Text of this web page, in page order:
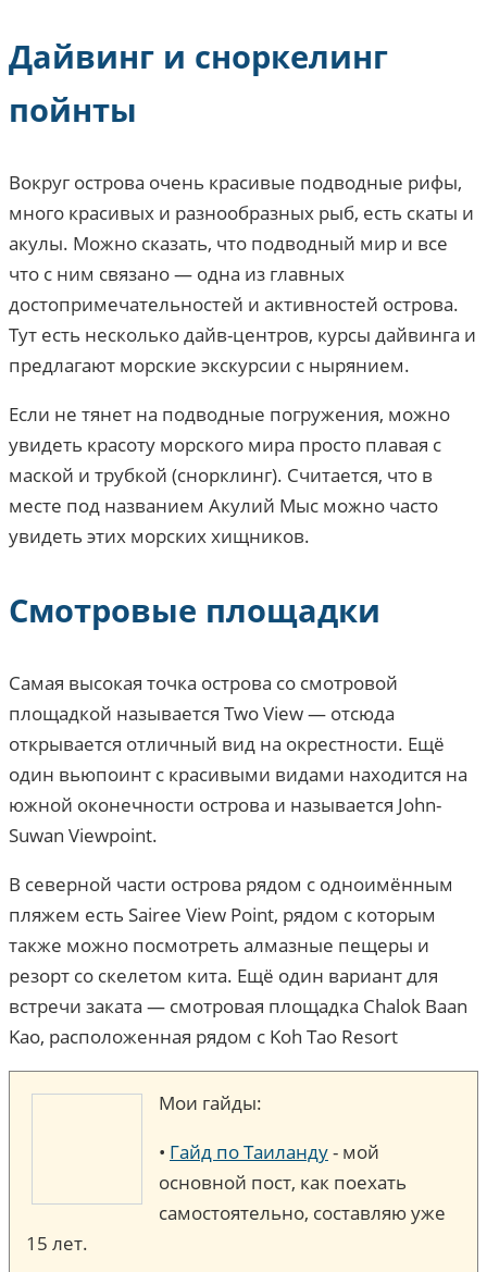
Дайвинг и сноркелинг
пойнты
Вокруг острова очень красивые подводные рифы,
много красивых и разнообразных рыб, есть скаты и
акулы. Можно сказать, что подводный мир и все
что с ним связано — одна из главных
достопримечательностей и активностей острова.
Тут есть несколько дайв-центров, курсы дайвинга и
предлагают морские экскурсии с нырянием.
Если не тянет на подводные погружения, можно
увидеть красоту морского мира просто плавая с
маской и трубкой (снорклинг). Считается, что в
месте под названием Акулий Мыс можно часто
увидеть этих морских хищников.
Смотровые площадки
Самая высокая точка острова со смотровой
площадкой называется Two View — отсюда
открывается отличный вид на окрестности. Ещё
один вьюпоинт с красивыми видами находится на
южной оконечности острова и называется John-
Suwan Viewpoint.
В северной части острова рядом с одноимённым
пляжем есть Sairee View Point, рядом с которым
также можно посмотреть алмазные пещеры и
резорт со скелетом кита. Ещё один вариант для
встречи заката — смотровая площадка Chalok Baan
Kao, расположенная рядом с Koh Tao Resort
Мои гайды:
• Гайд по Таиланду- мой
основной пост, как поехать
самостоятельно, составляю уже
15 лет.